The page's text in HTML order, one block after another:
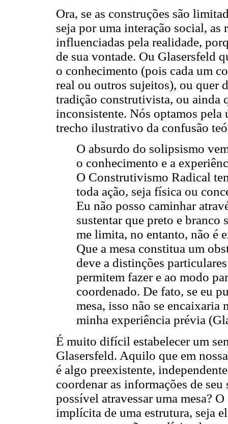
Ora, se as construções são
seja por uma interação social, as
influenciadas pela realidade,
de sua vontade. Ou Glasersfeld
o conhecimento (pois cada um
real ou outros sujeitos), ou quer
tradição construtivista, ou ainda
inconsistente. Nós optamos
trecho ilustrativo da confusão
O absurdo do solipsismo
o conhecimento e a
O Construtivismo Radical
toda ação, seja física ou
Eu não posso caminhar
sustentar que preto e branco
me limita, no entanto, não é
Que a mesa constitua um
deve a distinções
permitem fazer e ao modo
coordenado. De fato, se eu
mesa, isso não se encaixaria
minha experiência prévia
É muito difícil estabelecer um
Glasersfeld. Aquilo que em
é algo preexistente,
coordenar as informações de
possível atravessar uma mesa?
implícita de uma estrutura, seja